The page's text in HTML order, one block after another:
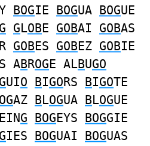
BOGIE BOGUA BOGUE
G GLOBE GOBAI GOBAS
GOBES GOBEZ GOBIE
S ABROGE ALBUGO
GUIO BIGORS BIGOTE
OGAZ BLOGUA BLOGUE
EING BOGEYS BOGGIE
IES BOGUAI BOGUAS